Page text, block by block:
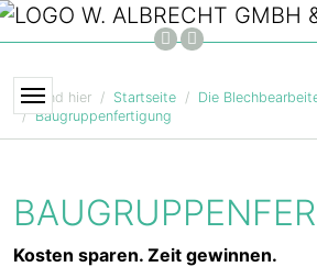
Zum Hauptinhalt springen
Sie sind hier Startseite Die
Baugruppenfertigung
Kosten sparen. Zeit gewinnen.